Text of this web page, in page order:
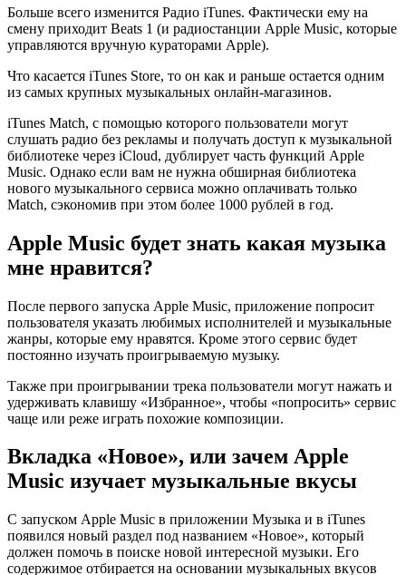
Больше всего изменится Радио iTunes. Фактически ему на
смену приходит Beats 1 (и радиостанции Apple Music, которые
управляются вручную кураторами Apple).
Что касается iTunes Store, то он как и раньше остается одним
из самых крупных музыкальных онлайн-магазинов.
iTunes Match, с помощью которого пользователи могут
слушать радио без рекламы и получать доступ к музыкальной
библиотеке через iCloud, дублирует часть функций Apple
Music. Однако если вам не нужна обширная библиотека
нового музыкального сервиса можно оплачивать только
Match, сэкономив при этом более 1000 рублей в год.
Apple Music будет знать какая музыка
мне нравится?
После первого запуска Apple Music, приложение попросит
пользователя указать любимых исполнителей и музыкальные
жанры, которые ему нравятся. Кроме этого сервис будет
постоянно изучать проигрываемую музыку.
Также при проигрывании трека пользователи могут нажать и
удерживать клавишу «Избранное», чтобы «попросить» сервис
чаще или реже играть похожие композиции.
Вкладка «Новое», или зачем Apple
Music изучает музыкальные вкусы
С запуском Apple Music в приложении Музыка и в iTunes
появился новый раздел под названием «Новое», который
должен помочь в поиске новой интересной музыки. Его
содержимое отбирается на основании музыкальных вкусов